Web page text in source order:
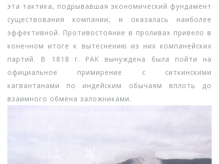
эта тактика, подрывавшая экономический фундамент
существования компании, и оказалась наиболее
эффективной. Противостояние в проливах привело в
конечном итоге к вытеснению из них компанейских
партий. В 1818 г. РАК вынуждена была пойти на
официальное примирение с ситкинскими
кагвантанами по индейским обычаям вплоть до
взаимного обмена заложниками.